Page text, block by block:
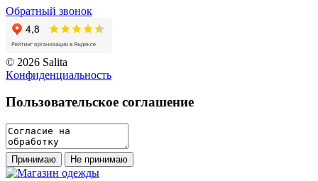
Обратный звонок
© 2026 Salita
Кoнфидeнциaльнoсть
Пользовательское соглашение
Принимаю Не принимаю